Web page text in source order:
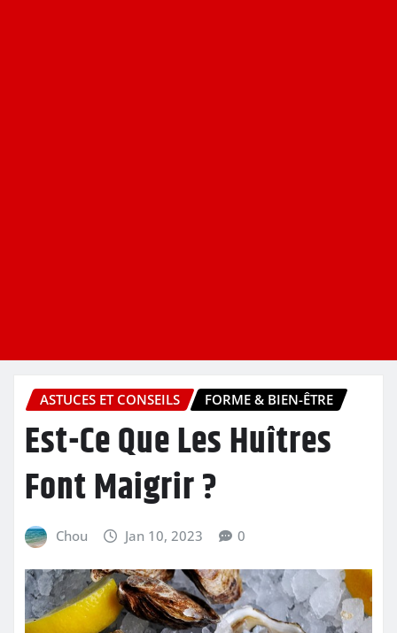
ASTUCES ET CONSEILS FORME & BIEN-ÊTRE
Est-Ce Que Les Huîtres
Font Maigrir ?
Chou Jan 10, 2023 0